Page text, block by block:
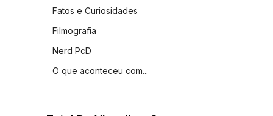
Fatos e Curiosidades
Filmografia
Nerd PcD
O que aconteceu com...